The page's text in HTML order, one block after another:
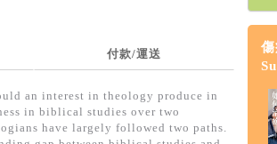
付款/運送
an interest in theology produce in
in biblical studies over two
have largely followed two paths.